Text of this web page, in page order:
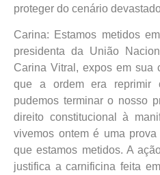
proteger do cenário
Carina: Estamos metidos
presidenta da União
Carina Vitral, expos em sua
que a ordem era reprimir
pudemos terminar o nosso
direito constitucional à
vivemos ontem é uma
que estamos metidos. A
justifica a carnificina feita